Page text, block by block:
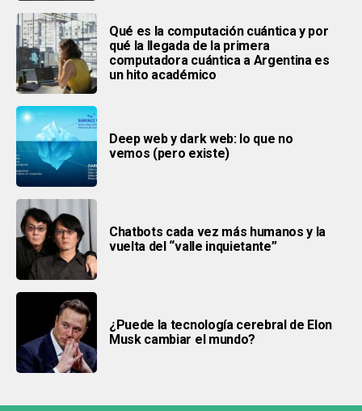
Qué es la computación cuántica y por
qué la llegada de la primera
computadora cuántica a Argentina es
un hito académico
Deep web y dark web: lo que no
vemos (pero existe)
Chatbots cada vez más humanos y la
vuelta del “valle inquietante”
¿Puede la tecnología cerebral de Elon
Musk cambiar el mundo?